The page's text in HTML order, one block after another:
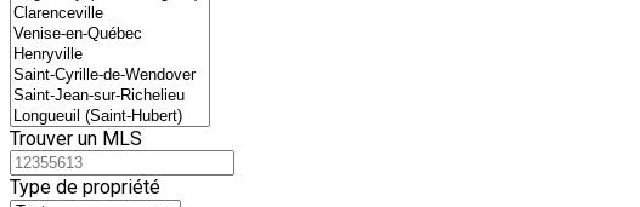
Trouver un MLS
Type de propriété